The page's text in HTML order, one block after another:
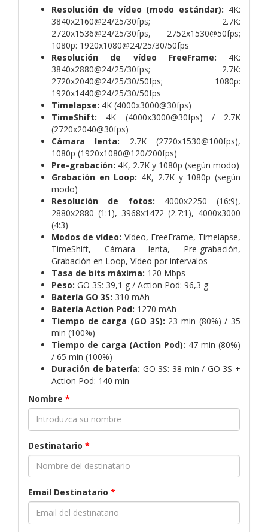
Resolución de vídeo (modo estándar): 4K:
3840x2160@24/25/30fps; 2.7K:
2720x1536@24/25/30fps, 2752x1530@50fps;
1080p: 1920x1080@24/25/30/50fps
Resolución de vídeo FreeFrame: 4K:
3840x2880@24/25/30fps; 2.7K:
2720x2040@24/25/30/50fps; 1080p:
1920x1440@24/25/30/50fps
Timelapse: 4K (4000x3000@30fps)
TimeShift: 4K (4000x3000@30fps) / 2.7K
(2720x2040@30fps)
Cámara lenta: 2.7K (2720x1530@100fps),
1080p (1920x1080@120/200fps)
Pre-grabación: 4K, 2.7K y 1080p (según modo)
Grabación en Loop: 4K, 2.7K y 1080p (según
modo)
Resolución de fotos: 4000x2250 (16:9),
2880x2880 (1:1), 3968x1472 (2.7:1), 4000x3000
(4:3)
Modos de vídeo: Vídeo, FreeFrame, Timelapse,
TimeShift, Cámara lenta, Pre-grabación,
Grabación en Loop, Vídeo por intervalos
Tasa de bits máxima: 120 Mbps
Peso: GO 3S: 39,1 g / Action Pod: 96,3 g
Batería GO 3S: 310 mAh
Batería Action Pod: 1270 mAh
Tiempo de carga (GO 3S): 23 min (80%) / 35
min (100%)
Tiempo de carga (Action Pod): 47 min (80%)
/ 65 min (100%)
Duración de batería: GO 3S: 38 min / GO 3S +
Action Pod: 140 min
Nombre *
Destinatario *
Email Destinatario *